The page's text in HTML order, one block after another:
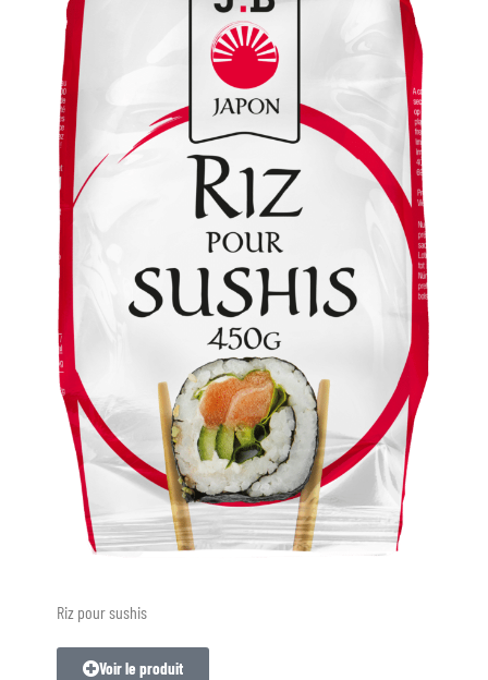
Riz pour sushis
Voir le produit